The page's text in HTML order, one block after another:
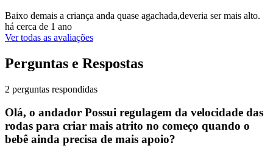
Baixo demais a criança anda quase agachada,deveria ser mais alto.
há cerca de 1 ano
Ver todas as avaliações
Perguntas e Respostas
2 perguntas respondidas
Olá, o andador Possui regulagem da velocidade das
rodas para criar mais atrito no começo quando o
bebê ainda precisa de mais apoio?